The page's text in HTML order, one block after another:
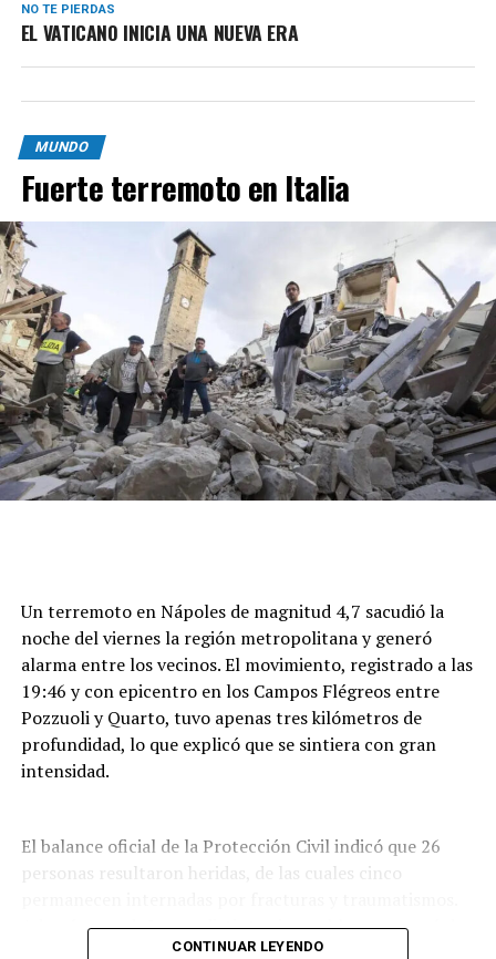
NO TE PIERDAS
EL VATICANO INICIA UNA NUEVA ERA
MUNDO
Fuerte terremoto en Italia
Un terremoto en Nápoles de magnitud 4,7 sacudió la
noche del viernes la región metropolitana y generó
alarma entre los vecinos. El movimiento, registrado a las
19:46 y con epicentro en los Campos Flégreos entre
Pozzuoli y Quarto, tuvo apenas tres kilómetros de
profundidad, lo que explicó que se sintiera con gran
intensidad.
El balance oficial de la Protección Civil indicó que 26
personas resultaron heridas, de las cuales cinco
Además, por daños en distintos inmuebles se evacuó de
forma preventiva a unas 300 personas,
CONTINUAR LEYENDO